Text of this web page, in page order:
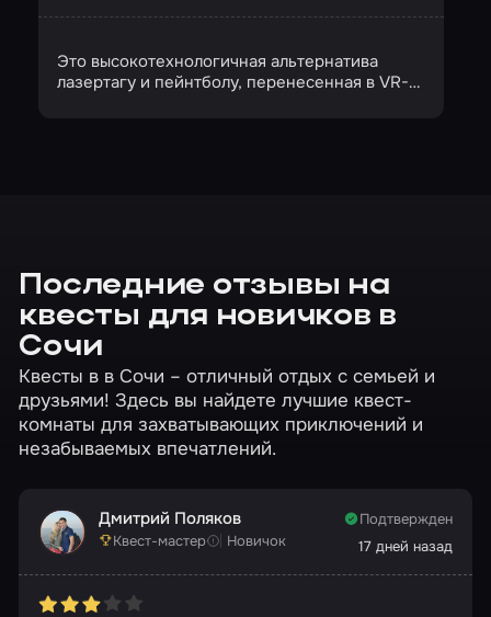
Это высокотехнологичная альтернатива
лазертагу и пейнтболу, перенесенная в VR-
Последние отзывы на
квесты для новичков в
Сочи
Квесты в в Сочи – отличный отдых с семьей и
друзьями! Здесь вы найдете лучшие квест-
комнаты для захватывающих приключений и
незабываемых впечатлений.
Дмитрий Поляков
Квест-мастер Новичок
Подтвержден
17 дней назад